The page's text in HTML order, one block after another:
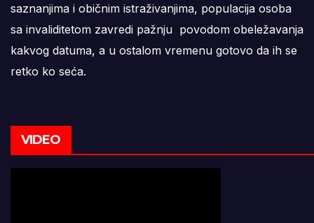
saznanjima i običnim istraživanjima, populacija osoba
sa invaliditetom zavredi pažnju povodom obeležavanja
kakvog datuma, a u ostalom vremenu gotovo da ih se
retko ko seća.
VIDEO